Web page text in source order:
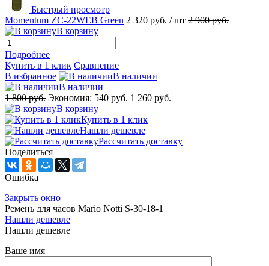
Быстрый просмотр
Momentum ZC-22WEB Green 2 320 руб. / шт 2 900 руб.
В корзину
Подробнее
Купить в 1 клик Сравнение
В избранное
В наличии
В наличии
1 800 руб. Экономия: 540 руб. 1 260 руб.
В корзину
Купить в 1 клик
Нашли дешевле
Рассчитать доставку
Поделиться
Ошибка
Закрыть окно
Ремень для часов Mario Notti S-30-18-1
Нашли дешевле
Нашли дешевле
Ваше имя